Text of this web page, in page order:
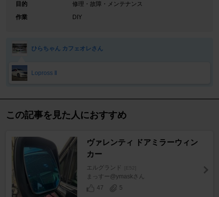
目的
修理・故障・メンテナンス
作業
DIY
ひらちゃん カフェオレさん
Lopross Ⅱ
この記事を見た人におすすめ
ヴァレンティ ドアミラーウィン
カー
エルグランド [E52]
まっすー@ymaskさん
47
5